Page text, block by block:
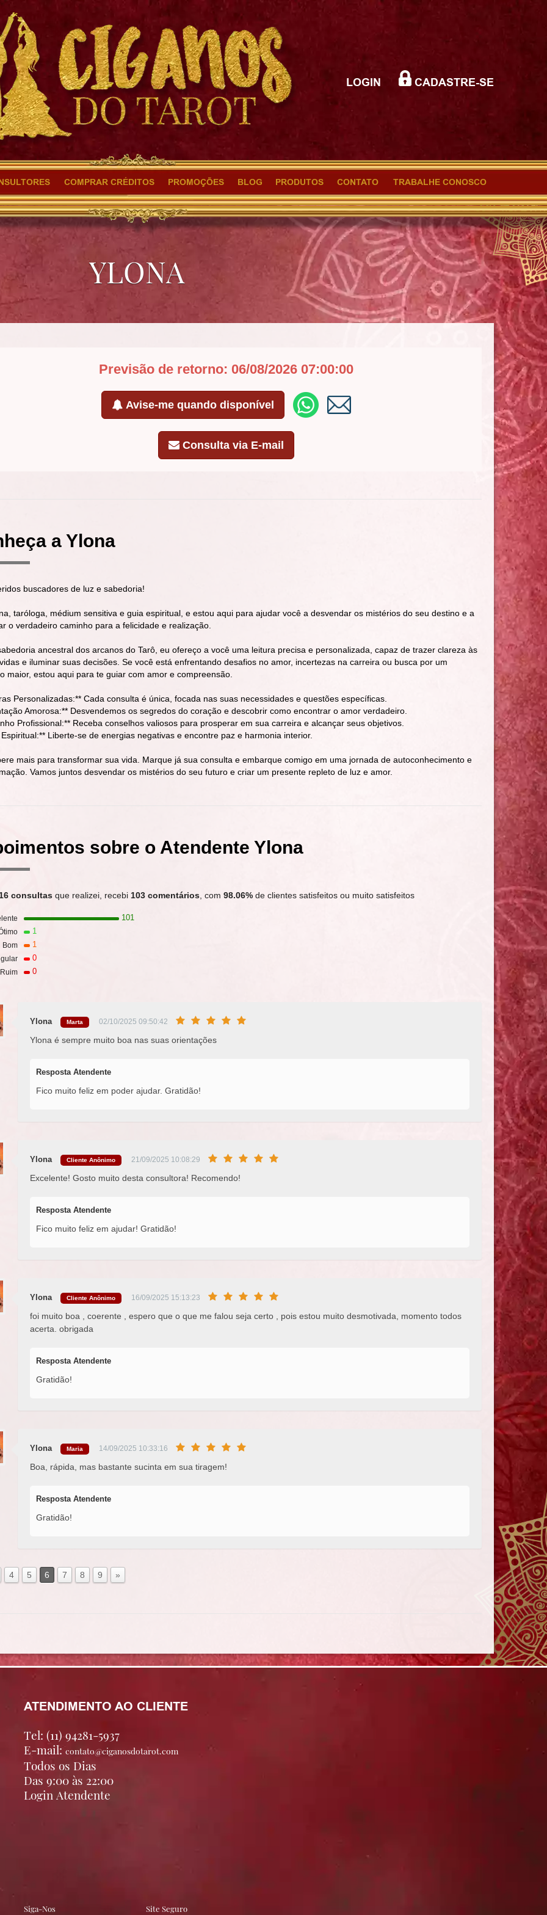
LOGIN CADASTRE-SE
COMPRAR CRÉDITOS PROMOÇÕES BLOG PRODUTOS CONTATO TRABALHE CONOSCO
YLONA
Previsão de retorno: 06/08/2026 07:00:00
Avise-me quando disponível
Consulta via E-mail
a Ylona
buscadores de luz e sabedoria!
taróloga, médium sensitiva e guia espiritual, e estou aqui para ajudar você a desvendar os mistérios do seu destino e a
o verdadeiro caminho para a felicidade e realização.
ancestral dos arcanos do Tarô, eu ofereço a você uma leitura precisa e personalizada, capaz de trazer clareza às
e iluminar suas decisões. Se você está enfrentando desafios no amor, incertezas na carreira ou busca por um
maior, estou aqui para te guiar com amor e compreensão.
Personalizadas:** Cada consulta é única, focada nas suas necessidades e questões específicas.
Amorosa:** Desvendemos os segredos do coração e descobrir como encontrar o amor verdadeiro.
Profissional:** Receba conselhos valiosos para prosperar em sua carreira e alcançar seus objetivos.
Liberte-se de energias negativas e encontre paz e harmonia interior.
mais para transformar sua vida. Marque já sua consulta e embarque comigo em uma jornada de autoconhecimento e
Vamos juntos desvendar os mistérios do seu futuro e criar um presente repleto de luz e amor.
sobre o Atendente Ylona
consultas que realizei, recebi 103 comentários , com 98.06% de clientes satisfeitos ou muito satisfeitos
101
1
Bom 1
0
Ruim 0
Ylona Marta 02/10/2025 09:50:42
Ylona é sempre muito boa nas suas orientações
Resposta Atendente
Fico muito feliz em poder ajudar. Gratidão!
Ylona Cliente Anônimo 21/09/2025 10:08:29
Excelente! Gosto muito desta consultora! Recomendo!
Resposta Atendente
Fico muito feliz em ajudar! Gratidão!
Ylona Cliente Anônimo 16/09/2025 15:13:23
foi muito boa , coerente , espero que o que me falou seja certo , pois estou muito desmotivada, momento todos
acerta. obrigada
Resposta Atendente
Gratidão!
Ylona Maria 14/09/2025 10:33:16
Boa, rápida, mas bastante sucinta em sua tiragem!
Resposta Atendente
Gratidão!
4 5 6 7 8 9 »
ATENDIMENTO AO CLIENTE
Tel: (11) 94281-5937
E-mail: contato@ciganosdotarot.com
Todos os Dias
Das 9:00 às 22:00
Login Atendente
Siga-Nos Site Seguro